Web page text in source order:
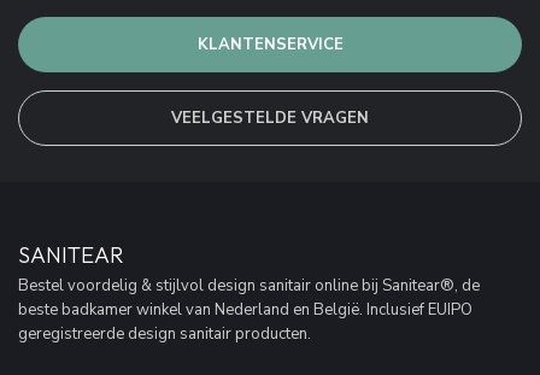
KLANTENSERVICE
VEELGESTELDE VRAGEN
SANITEAR
Bestel voordelig & stijlvol design sanitair online bij Sanitear®, de
beste badkamer winkel van Nederland en België. Inclusief EUIPO
geregistreerde design sanitair producten.